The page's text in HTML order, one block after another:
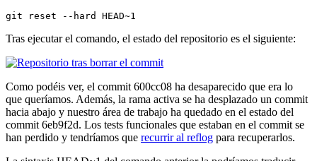
git reset --hard HEAD~1
Tras ejecutar el comando, el estado del repositorio es el siguiente:
Como podéis ver, el commit 600cc08 ha desaparecido que era lo
que queríamos. Además, la rama activa se ha desplazado un commit
hacia abajo y nuestro área de trabajo ha quedado en el estado del
commit 6eb9f2d. Los tests funcionales que estaban en el commit se
han perdido y tendríamos que recurrir al reflog para recuperarlos.